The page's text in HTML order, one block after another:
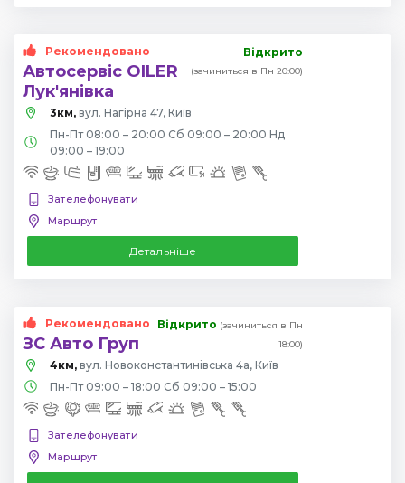
Рекомендовано
Автосервіс OILER
Лук'янівка
Відкрито
(зачиниться в Пн 20:00)
3км, вул. Нагірна 47, Київ
Пн-Пт 08:00 – 20:00 Сб 09:00 – 20:00 Нд
09:00 – 19:00
Зателефонувати
Маршрут
Детальніше
Рекомендовано
ЗС Авто Груп
Відкрито (зачиниться в Пн
18:00)
4км, вул. Новоконстантинівська 4а, Київ
Пн-Пт 09:00 – 18:00 Сб 09:00 – 15:00
Зателефонувати
Маршрут